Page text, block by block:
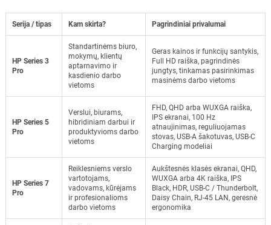
Serija / tipas Kam skirta? Pagrindiniai privalumai
HP Series 3
Pro
Standartinėms biuro,
mokymų, klientų
aptarnavimo ir
kasdienio darbo
vietoms
Geras kainos ir funkcijų santykis,
Full HD raiška, pagrindinės
jungtys, tinkamas pasirinkimas
masinėms darbo vietoms
HP Series 5
Pro
Verslui, biurams,
hibridiniam darbui ir
produktyvioms darbo
vietoms
FHD, QHD arba WUXGA raiška,
IPS ekranai, 100 Hz
atnaujinimas, reguliuojamas
stovas, USB-A šakotuvas, USB-C
Charging modeliai
HP Series 7
Pro
Reiklesniems verslo
vartotojams,
vadovams, kūrėjams
ir profesionalioms
darbo vietoms
Aukštesnės klasės ekranai, QHD,
WUXGA arba 4K raiška, IPS
Black, HDR, USB-C / Thunderbolt,
Daisy Chain, RJ-45 LAN, geresnė
ergonomika